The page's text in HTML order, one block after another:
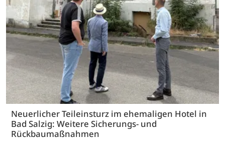
Neuerlicher Teileinsturz im ehemaligen Hotel in
Bad Salzig: Weitere Sicherungs- und
Rückbaumaßnahmen